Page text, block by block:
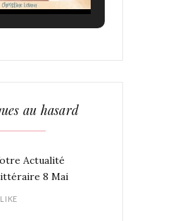
au hasard
Actualité
8 Mai